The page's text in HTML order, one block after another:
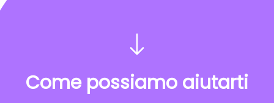
Come possiamo aiutarti